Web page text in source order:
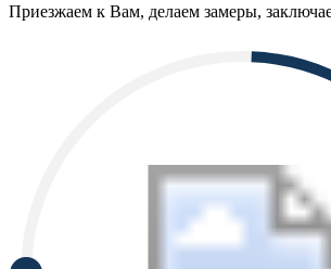
Приезжаем к Вам, делаем замеры,